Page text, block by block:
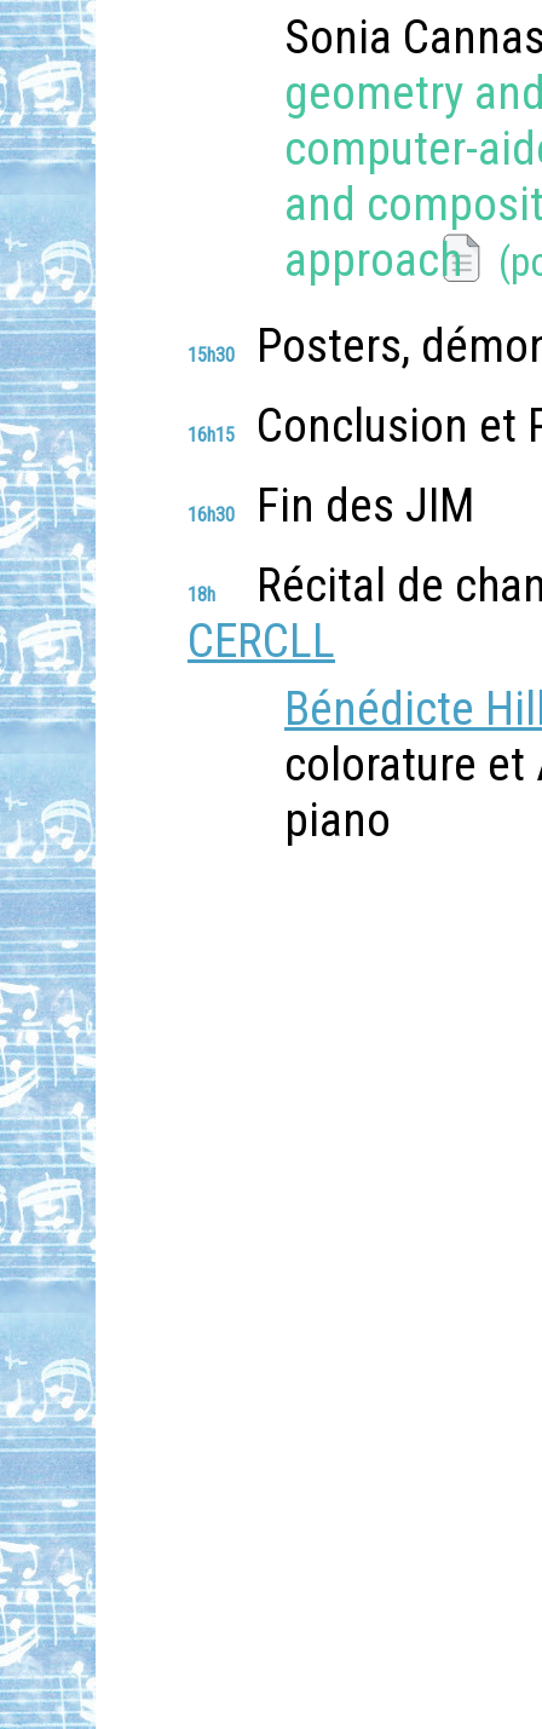
Sonia
geometry
computer-
and
approach
15h30 Posters,
16h15 Conclusion et
16h30 Fin des JIM
18h
Récital de
CERCLL
Bénédicte
colorature et
piano